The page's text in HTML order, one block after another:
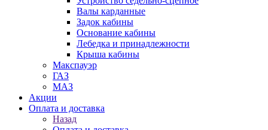
Валы карданные
Задок кабины
Основание кабины
Лебедка и принадлежности
Крыша кабины
Макспауэр
ГАЗ
МАЗ
Акции
Оплата и доставка
Назад